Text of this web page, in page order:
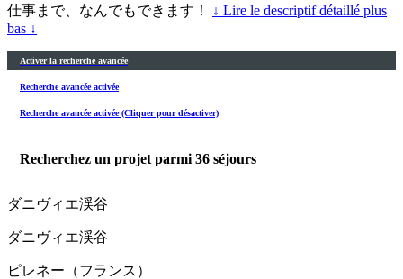
仕事まで、なんでもできます！
↓ Lire le descriptif détaillé plus
bas ↓
Activer la recherche avancée
Recherche avancée activée
Recherche avancée activée (Cliquer pour désactiver)
Recherchez un projet parmi 36 séjours
ダニヴィエ渓谷
ダニヴィエ渓谷
ピレネー（フランス）